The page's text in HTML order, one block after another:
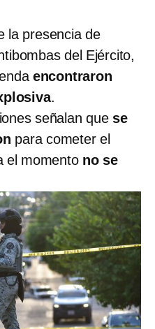
la presencia de
del Ejército,
encontraron
.
señalan que se
para cometer el
el momento no se